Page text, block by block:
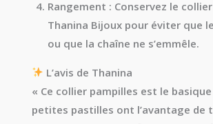
Rangement : Conservez le
Thanina Bijouxpour éviter que
ou que la chaîne ne s’emmêle.
L’avis de Thanina
« Ce collier pampilles est le
petites pastilles ont l’avantage de